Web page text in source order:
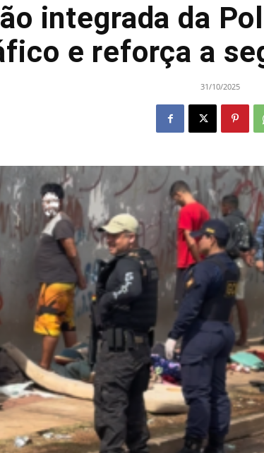
integrada da
e reforça a
31/10/2025